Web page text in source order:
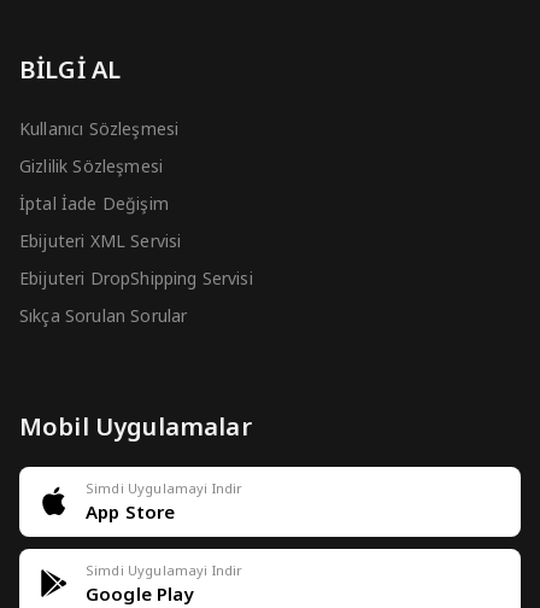
BİLGİ AL
Kullanıcı Sözleşmesi
Gizlilik Sözleşmesi
İptal İade Değişim
Ebijuteri XML Servisi
Ebijuteri DropShipping Servisi
Sıkça Sorulan Sorular
Mobil Uygulamalar
Simdi Uygulamayi Indir
App Store
Simdi Uygulamayi Indir
Google Play